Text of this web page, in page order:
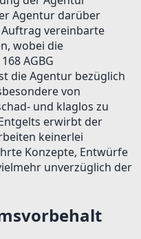
Agentur darüber
vereinbarte
wobei die
AGBG
die Agentur bezüglich
von
und klaglos zu
erwirbt der
keinerlei
Konzepte, Entwürfe
unverzüglich der